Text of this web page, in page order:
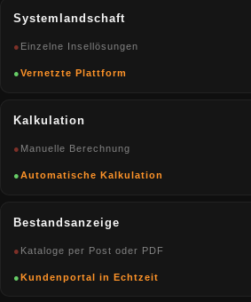
Systemlandschaft
● Einzelne Insellösungen
●Vernetzte Plattform
Kalkulation
● Manuelle Berechnung
●Automatische Kalkulation
Bestandsanzeige
● Kataloge per Post oder PDF
●Kundenportal in Echtzeit